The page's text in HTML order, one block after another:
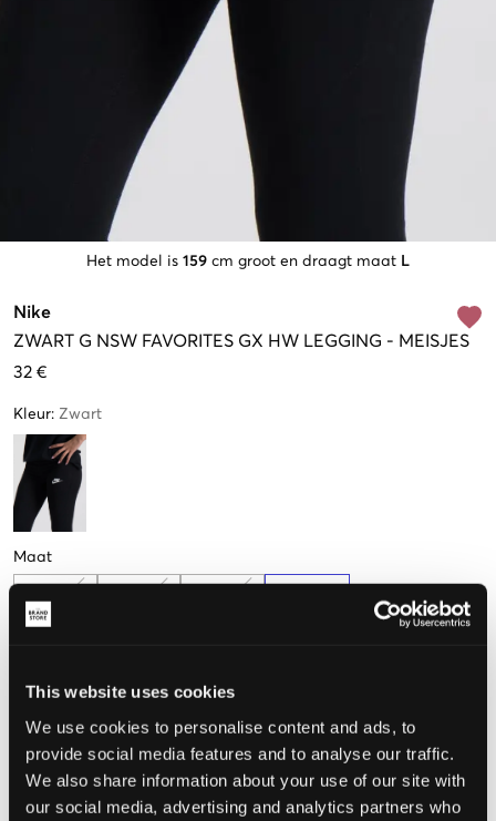
This website uses cookies
We use cookies to personalise content and ads, to
provide social media features and to analyse our traffic.
We also share information about your use of our site with
our social media, advertising and analytics partners who
Het model is 159 cm groot en draagt maat L
Nike
ZWART G NSW FAVORITES GX HW LEGGING - MEISJES
32 €
Kleur: Zwart
Maat
128-137cm
De maat lijkt
Te klein Perfect Te groot
MAATTABEL